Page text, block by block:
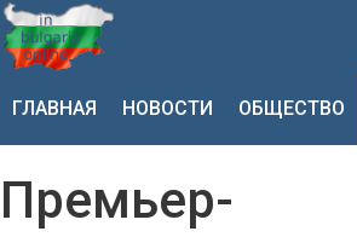
ГЛАВНАЯ НОВОСТИ ОБЩЕСТВО
Премьер-